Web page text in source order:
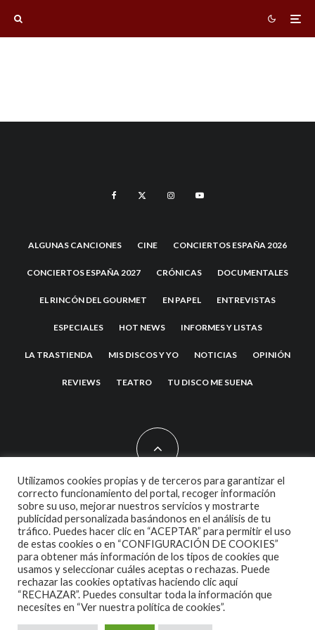
ALGUNAS CANCIONES CINE CONCIERTOS ESPAÑA 2026
CONCIERTOS ESPAÑA 2027 CRÓNICAS DOCUMENTALES
EL RINCÓN DEL GOURMET EN PAPEL ENTREVISTAS
ESPECIALES HOT NEWS INFORMES Y LISTAS
LA TRASTIENDA MIS DISCOS Y YO NOTICIAS OPINIÓN
REVIEWS TEATRO TU DISCO ME SUENA
2007 COPYRIGHT -CODETIPITHEME
Utilizamos cookies propias y de terceros para garantizar el
correcto funcionamiento del portal, recoger información
sobre su uso, mejorar nuestros servicios y mostrarte
publicidad personalizada basándonos en el análisis de tu
tráfico. Puedes hacer clic en “ACEPTAR” para permitir el uso
de estas cookies o en “CONFIGURACIÓN DE COOKIES”
para obtener más información de los tipos de cookies que
usamos y seleccionar cuáles aceptas o rechazas. Puede
rechazar las cookies optativas haciendo clic aquí
“RECHAZAR”. Puedes consultar toda la información que
necesites en “Ver nuestra política de cookies”.